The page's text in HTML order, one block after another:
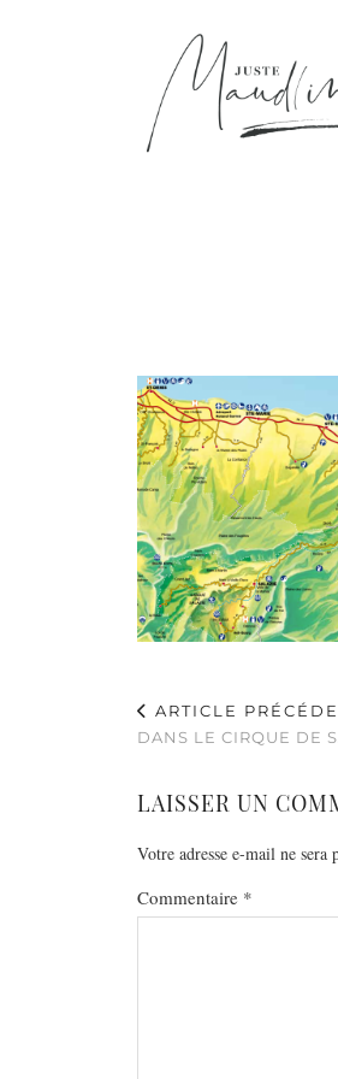
ARTICLE
DANS LE CIRQUE DE
LAISSER UN
Votre adresse e-mail ne sera
Commentaire *